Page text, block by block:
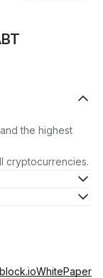
the highest
cryptocurrencies.
WhitePaper